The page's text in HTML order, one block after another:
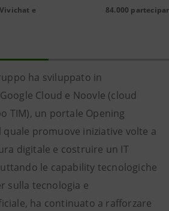
e
84.000
ha sviluppato in
Cloud e Noovle (cloud
TIM), un portale Opening
promuove iniziative volte a
digitale e costruire un IT
le capability tecnologiche
sulla tecnologia e
ha continuato a rafforzare